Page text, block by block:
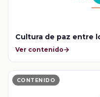
Cultura de paz entre
Ver contenido
CONTENIDO